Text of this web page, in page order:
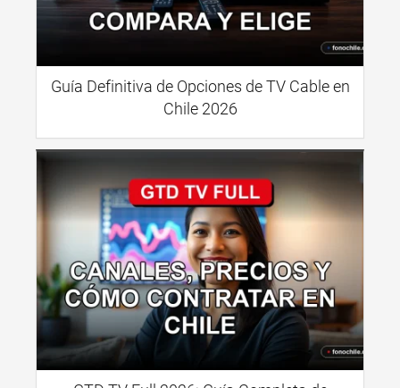
Guía Definitiva de Opciones de TV Cable en
Chile 2026